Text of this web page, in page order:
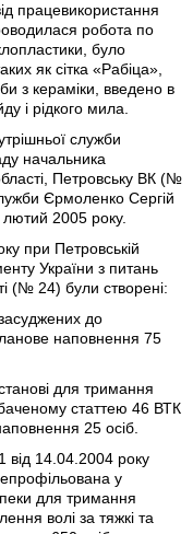
працевикористання
робота по
було
як сітка «Рабіца»,
з кераміки, введено в
і рідкого мила.
служби
начальника
Петровську ВК (№
Єрмоленко Сергій
2005 року.
при Петровській
України з питань
(№ 24) були створені:
до
наповнення 75
для тримання
статтею 46 ВТК
25 осіб.
від 14.04.2004 року
у
для тримання
волі за тяжкі та